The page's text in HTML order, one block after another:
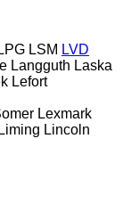
LPG LSM LVD
Langguth Laska
Lefort
Lexmark
Liming Lincoln